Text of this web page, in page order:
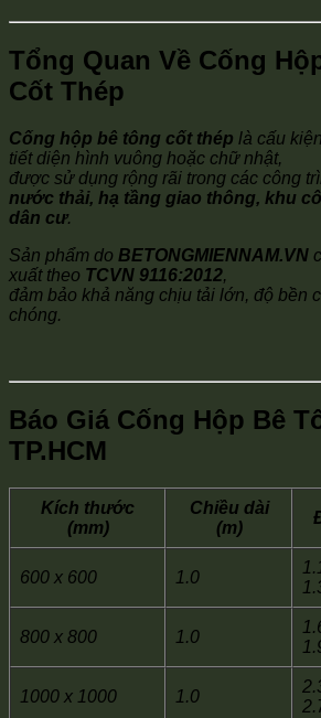
Tổng Quan Về Cống
Cốt Thép
Cống hộp bê tông cốt thép là cấu
tiết diện hình vuông hoặc chữ nhật,
được sử dụng rộng rãi trong các công
nước thải, hạ tầng giao thông, khu
dân cư.
Sản phẩm do BETONGMIENNAM.VN
xuất theo TCVN 9116:2012,
đảm bảo khả năng chịu tải lớn, độ bền
chóng.
Báo Giá Cống Hộp Bê
TP.HCM
Kích thước
(mm)
Chiều dài
(m)
600 x 600 1.0
800 x 800 1.0
1000 x 1000 1.0